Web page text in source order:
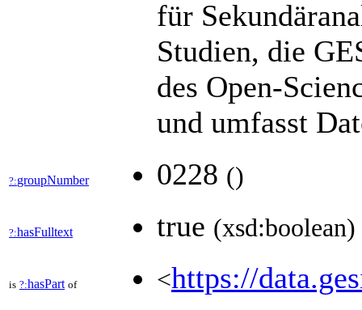
für
Studien, die
des Open-
und umfasst
?:groupNumber 0228 ()
?:hasFulltext true (xsd:boolean)
is ?:hasPart of <https://